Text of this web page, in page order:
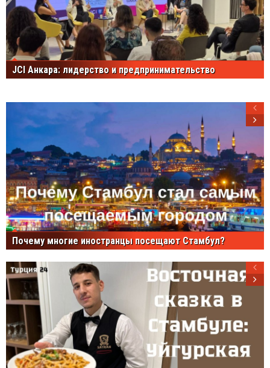
JCI Анкара: лидерство и предпринимательство
Почему многие иностранцы посещают Стамбул?